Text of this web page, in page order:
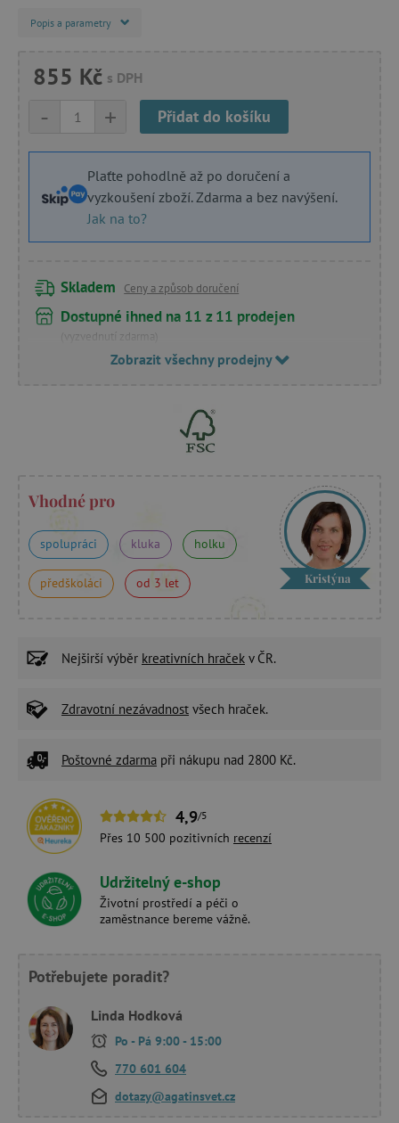
Popis a parametry
855 Kč s DPH
+
- Přidat do košíku
Plaťte pohodlně až po doručení a
vyzkoušení zboží. Zdarma a bez navýšení.
Jak na to?
Skladem Ceny a způsob doručení
Dostupné ihned na 11 z 11 prodejen
(vyzvednutí zdarma)
Zobrazit všechny prodejny
Vhodné pro
spolupráci kluka holku
předškoláci od 3 let Kristýna
Nejširší výběr kreativních hraček v ČR.
Zdravotní nezávadnost všech hraček.
Poštovné zdarma při nákupu nad 2800 Kč.
4,9/5
Přes 10 500 pozitivních recenzí
Udržitelný e-shop
Životní prostředí a péči o
zaměstnance bereme vážně.
Potřebujete poradit?
Linda Hodková
Po - Pá 9:00 - 15:00
770 601 604
dotazy@agatinsvet.cz